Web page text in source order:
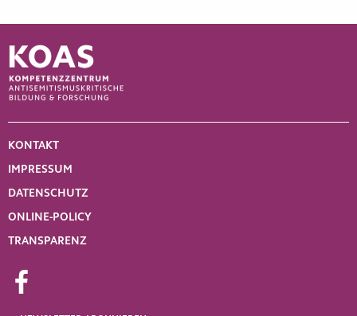
KONTAKT
IMPRESSUM
DATENSCHUTZ
ONLINE-POLICY
TRANSPARENZ